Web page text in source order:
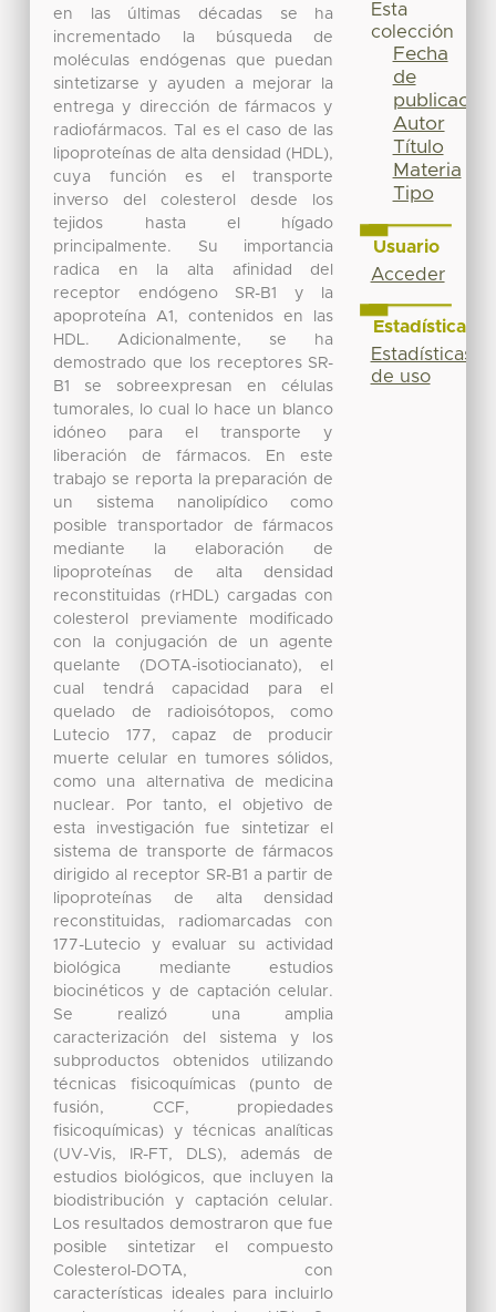
en las últimas décadas se ha
incrementado la búsqueda de
moléculas endógenas que puedan
sintetizarse y ayuden a mejorar la
entrega y dirección de fármacos y
radiofármacos. Tal es el caso de las
lipoproteínas de alta densidad (HDL),
cuya función es el transporte
inverso del colesterol desde los
tejidos hasta el hígado
principalmente. Su importancia
radica en la alta afinidad del
receptor endógeno SR-B1 y la
apoproteína A1, contenidos en las
HDL. Adicionalmente, se ha
demostrado que los receptores SR-
B1 se sobreexpresan en células
tumorales, lo cual lo hace un blanco
idóneo para el transporte y
liberación de fármacos. En este
trabajo se reporta la preparación de
un sistema nanolipídico como
posible transportador de fármacos
mediante la elaboración de
lipoproteínas de alta densidad
reconstituidas (rHDL) cargadas con
colesterol previamente modificado
con la conjugación de un agente
quelante (DOTA-isotiocianato), el
cual tendrá capacidad para el
quelado de radioisótopos, como
Lutecio 177, capaz de producir
muerte celular en tumores sólidos,
como una alternativa de medicina
nuclear. Por tanto, el objetivo de
esta investigación fue sintetizar el
sistema de transporte de fármacos
dirigido al receptor SR-B1 a partir de
lipoproteínas de alta densidad
reconstituidas, radiomarcadas con
177-Lutecio y evaluar su actividad
biológica mediante estudios
biocinéticos y de captación celular.
Se realizó una amplia
caracterización del sistema y los
subproductos obtenidos utilizando
técnicas fisicoquímicas (punto de
fusión, CCF, propiedades
fisicoquímicas) y técnicas analíticas
(UV-Vis, IR-FT, DLS), además de
estudios biológicos, que incluyen la
biodistribución y captación celular.
Los resultados demostraron que fue
posible sintetizar el compuesto
Colesterol-DOTA, con
características ideales para incluirlo
Esta
colección
Fecha
de
publicación
Autor
Título
Materia
Tipo
Usuario
Acceder
Estadísticas
Estadísticas
de uso